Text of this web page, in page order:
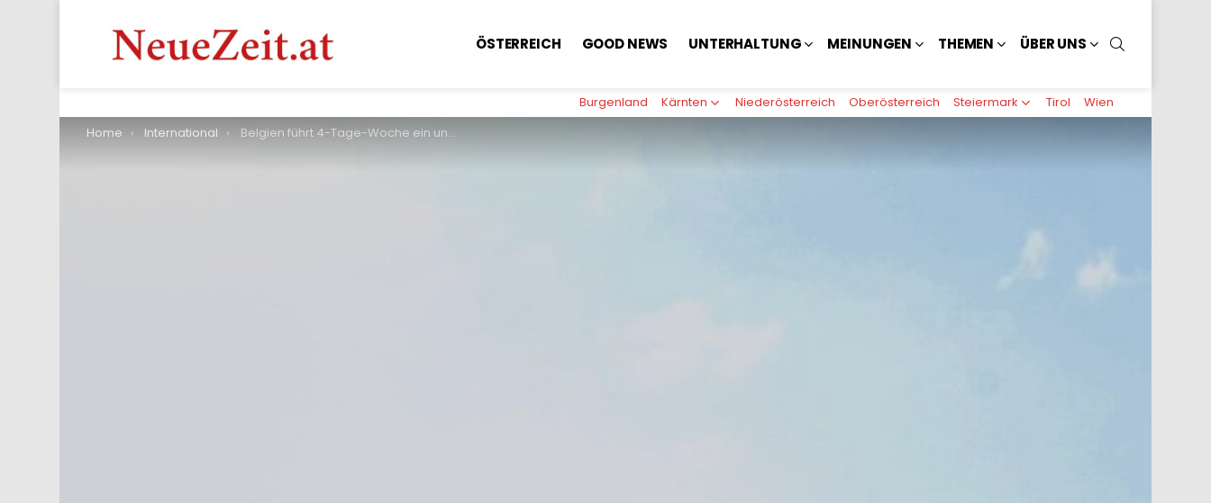
ÖSTERREICH GOOD NEWS UNTERHALTUNG MEINUNGEN THEMEN ÜBER UNS
Burgenland Kärnten Niederösterreich Oberösterreich Steiermark Tirol
Wien
You are here:
Home International Belgien führt 4-Tage-Woche ein und gibt Beschäftigten das Recht, Chefs nach Dienstschluss zu ignorieren